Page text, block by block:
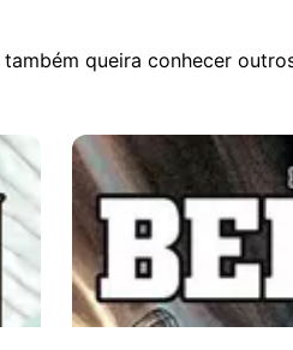
também queira conhecer